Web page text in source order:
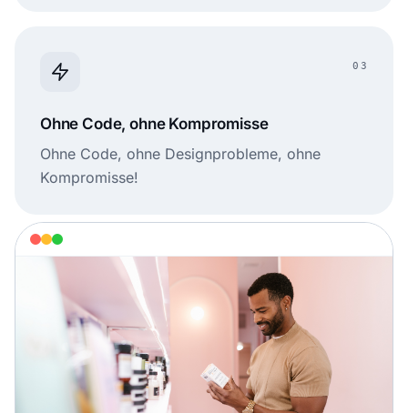
03
Ohne Code, ohne Kompromisse
Ohne Code, ohne Designprobleme, ohne
Kompromisse!